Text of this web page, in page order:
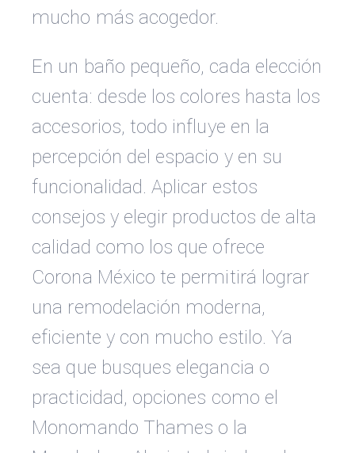
mucho más acogedor.
En un baño pequeño, cada elección
cuenta: desde los colores hasta los
accesorios, todo influye en la
percepción del espacio y en su
funcionalidad. Aplicar estos
consejos y elegir productos de alta
calidad como los que ofrece
Corona México te permitirá lograr
una remodelación moderna,
eficiente y con mucho estilo. Ya
sea que busques elegancia o
practicidad, opciones como el
Monomando Thames o la